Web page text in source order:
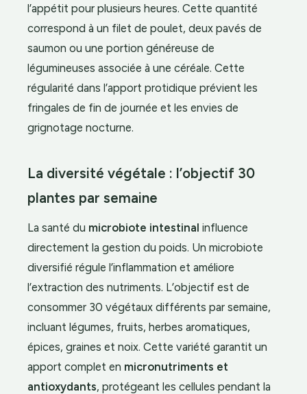
l’appétit pour plusieurs heures. Cette quantité
correspond à un filet de poulet, deux pavés de
saumon ou une portion généreuse de
légumineuses associée à une céréale. Cette
régularité dans l’apport protidique prévient les
fringales de fin de journée et les envies de
grignotage nocturne.
La diversité végétale : l’objectif 30
plantes par semaine
La santé du microbiote intestinal influence
directement la gestion du poids. Un microbiote
diversifié régule l’inflammation et améliore
l’extraction des nutriments. L’objectif est de
consommer 30 végétaux différents par semaine,
incluant légumes, fruits, herbes aromatiques,
épices, graines et noix. Cette variété garantit un
apport complet en micronutriments et
antioxydants, protégeant les cellules pendant la